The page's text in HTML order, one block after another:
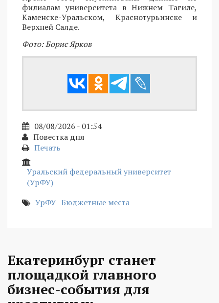
филиалам университета в Нижнем Тагиле,
Каменске-Уральском, Краснотурьинске и
Верхней Салде.
Фото: Борис Ярков
08/08/2026 - 01:54
Повестка дня
Печать
Уральский федеральный университет
(УрФУ)
УрФУ Бюджетные места
Екатеринбург станет
площадкой главного
бизнес-события для